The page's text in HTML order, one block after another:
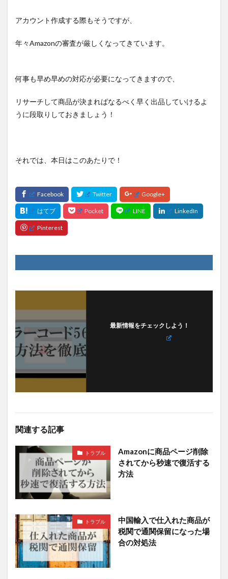
アカウント作成する際もそうですが、
年々Amazonの審査が厳しくなってきています。
何事も早め早めの対応が必要になってきますので、
リサーチして商品が決まればなるべく早く出品していけるよ
うに段取りしておきましょう！
それでは、本日はこのあたりで！
最新情報をチェックしよう！
関連する記事
トラブル
Amazonに商品ページ削除
されてから秒速で復活する
方法
トラブル
中国輸入で仕入れた商品が
税関で通関保留になった場
合の対処法